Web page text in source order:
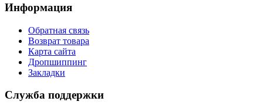
Информация
Обратная связь
Возврат товара
Карта сайта
Дропшиппинг
Закладки
Служба поддержки